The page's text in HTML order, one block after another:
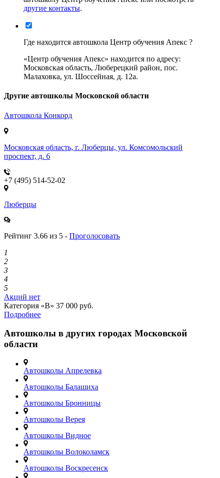
другие контакты.
Где находится автошкола Центр обучения Апекс ?
«Центр обучения Апекс» находится по адресу:
Московская область, Люберецкий район, пос.
Малаховка, ул. Шоссейная, д. 12а.
Другие автошколы Московской области
Автошкола Конкорд
Московская область, г. Люберцы, ул. Комсомольский
проспект, д. 6
+7 (495) 514-52-02
Люберцы
Рейтинг 3.66 из 5 - Проголосовать
1
2
3
4
5
Акций нет
Категория «B» 37 000 руб.
Подробнее
Автошколы в других городах Московской
области
Автошколы Апрелевка
Автошколы Балашиха
Автошколы Бронницы
Автошколы Верея
Автошколы Видное
Автошколы Волоколамск
Автошколы Воскресенск